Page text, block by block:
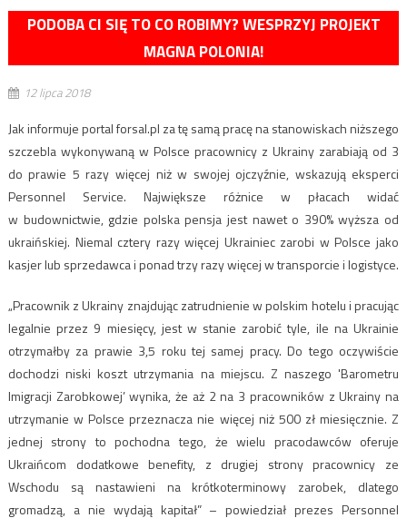
PODOBA CI SIĘ TO CO ROBIMY? WESPRZYJ PROJEKT
MAGNA POLONIA!
12 lipca 2018
Jak informuje portal forsal.pl za tę samą pracę na stanowiskach niższego
szczebla wykonywaną w Polsce pracownicy z Ukrainy zarabiają od 3
do prawie 5 razy więcej niż w swojej ojczyźnie, wskazują eksperci
Personnel Service. Największe różnice w płacach widać
w budownictwie, gdzie polska pensja jest nawet o 390% wyższa od
ukraińskiej. Niemal cztery razy więcej Ukrainiec zarobi w Polsce jako
kasjer lub sprzedawca i ponad trzy razy więcej w transporcie i logistyce.
„Pracownik z Ukrainy znajdując zatrudnienie w polskim hotelu i pracując
legalnie przez 9 miesięcy, jest w stanie zarobić tyle, ile na Ukrainie
otrzymałby za prawie 3,5 roku tej samej pracy. Do tego oczywiście
dochodzi niski koszt utrzymania na miejscu. Z naszego 'Barometru
Imigracji Zarobkowej’ wynika, że aż 2 na 3 pracowników z Ukrainy na
utrzymanie w Polsce przeznacza nie więcej niż 500 zł miesięcznie. Z
jednej strony to pochodna tego, że wielu pracodawców oferuje
Ukraińcom dodatkowe benefity, z drugiej strony pracownicy ze
Wschodu są nastawieni na krótkoterminowy zarobek, dlatego
gromadzą, a nie wydają kapitał” – powiedział prezes Personnel